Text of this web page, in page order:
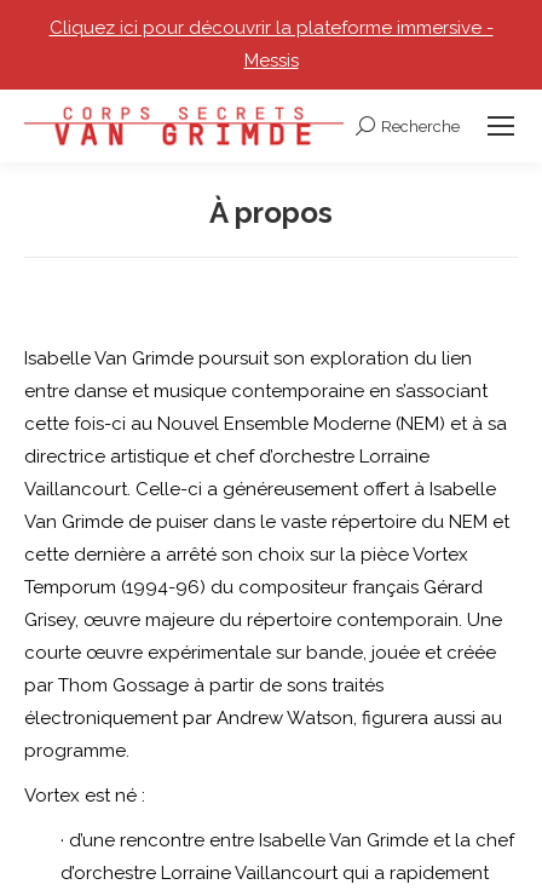
Cliquez ici pour découvrir la plateforme immersive -
Messis
Recherche
Recherche
À propos
Isabelle Van Grimde poursuit son exploration du lien
entre danse et musique contemporaine en s’associant
cette fois-ci au Nouvel Ensemble Moderne (NEM) et à sa
directrice artistique et chef d’orchestre Lorraine
Vaillancourt. Celle-ci a généreusement offert à Isabelle
Van Grimde de puiser dans le vaste répertoire du NEM et
cette dernière a arrêté son choix sur la pièce Vortex
Temporum (1994-96) du compositeur français Gérard
Grisey, œuvre majeure du répertoire contemporain. Une
courte œuvre expérimentale sur bande, jouée et créée
par Thom Gossage à partir de sons traités
électroniquement par Andrew Watson, figurera aussi au
programme.
Vortex est né :
· d’une rencontre entre Isabelle Van Grimde et la chef
d’orchestre Lorraine Vaillancourt qui a rapidement